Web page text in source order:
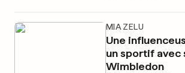
MIA ZELU
Une
un sportif avec
Wimbledon